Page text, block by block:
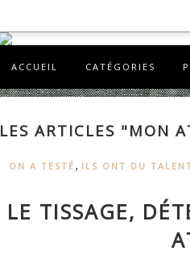
ACCUEIL CATÉGORIES
LES ARTICLES "MON
ON A TESTÉ , ILS ONT DU
LE TISSAGE,